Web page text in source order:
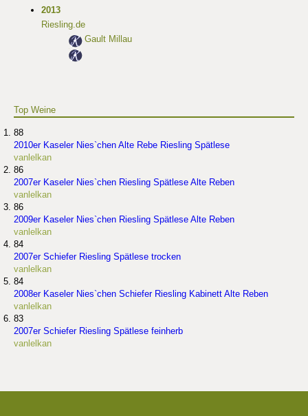
2013
Riesling.de
Gault Millau
Top Weine
88
2010er Kaseler Nies`chen Alte Rebe Riesling Spätlese
vanlelkan
86
2007er Kaseler Nies`chen Riesling Spätlese Alte Reben
vanlelkan
86
2009er Kaseler Nies`chen Riesling Spätlese Alte Reben
vanlelkan
84
2007er Schiefer Riesling Spätlese trocken
vanlelkan
84
2008er Kaseler Nies`chen Schiefer Riesling Kabinett Alte Reben
vanlelkan
83
2007er Schiefer Riesling Spätlese feinherb
vanlelkan